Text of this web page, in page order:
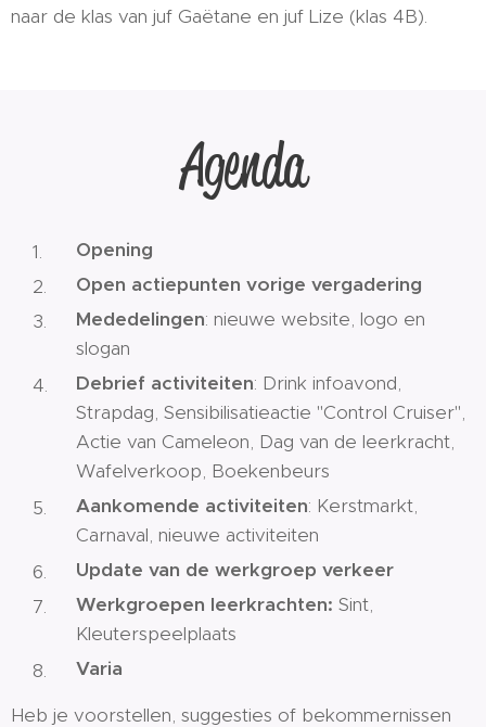
naar de klas van juf Gaëtane en juf Lize (klas 4B).
Agenda
Opening
Open actiepunten vorige vergadering
Mededelingen: nieuwe website, logo en
slogan
Debrief activiteiten: Drink infoavond,
Strapdag, Sensibilisatieactie "Control Cruiser",
Actie van Cameleon, Dag van de leerkracht,
Wafelverkoop, Boekenbeurs
Aankomende activiteiten: Kerstmarkt,
Carnaval, nieuwe activiteiten
Update van de werkgroep verkeer
Werkgroepen leerkrachten: Sint,
Kleuterspeelplaats
Varia
Heb je voorstellen, suggesties of bekommernissen